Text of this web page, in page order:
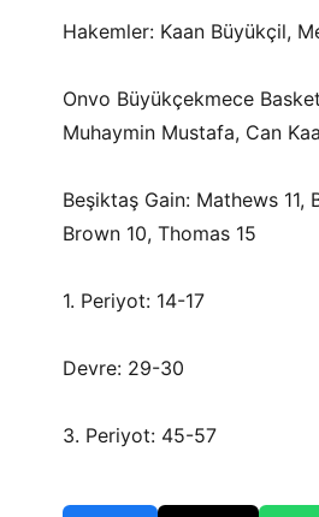
Hakemler: Kaan Büyükçil,
Onvo Büyükçekmece
Muhaymin Mustafa, Can
Beşiktaş Gain: Mathews
Brown 10, Thomas 15
1. Periyot: 14-17
Devre: 29-30
3. Periyot: 45-57